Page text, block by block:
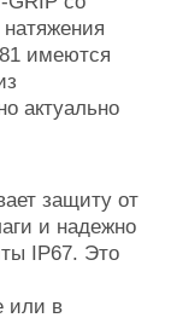
имеются
актуально
защиту от
и надежно
IP67. Это
или в